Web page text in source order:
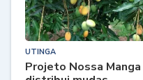
UTINGA
Projeto Nossa Manga